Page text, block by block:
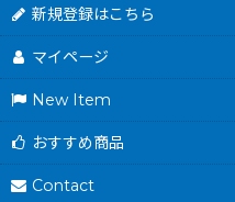
新規登録はこちら
マイページ
New Item
おすすめ商品
Contact